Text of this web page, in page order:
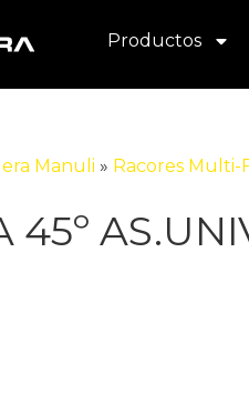
Productos
Manuli » Racores Multi-
45º